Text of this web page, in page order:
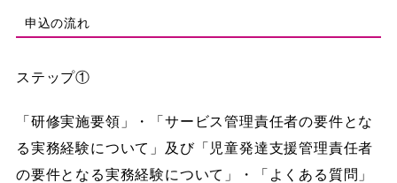
申込の流れ
ステップ①
「研修実施要領」・「サービス管理責任者の要件とな
る実務経験について」及び「児童発達支援管理責任者
の要件となる実務経験について」・「よくある質問」